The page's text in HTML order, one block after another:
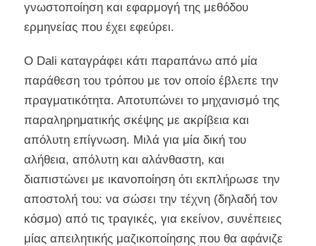
γνωστοποίηση και εφαρμογή της μεθόδου
ερμηνείας που έχει εφεύρει.
Ο Dali καταγράφει κάτι παραπάνω από μία
παράθεση του τρόπου με τον οποίο έβλεπε την
πραγματικότητα. Αποτυπώνει το μηχανισμό της
παραληρηματικής σκέψης με ακρίβεια και
απόλυτη επίγνωση. Μιλά για μία δική του
αλήθεια, απόλυτη και αλάνθαστη, και
διαπιστώνει με ικανοποίηση ότι εκπλήρωσε την
αποστολή του: να σώσει την τέχνη (δηλαδή τον
κόσμο) από τις τραγικές, για εκείνον, συνέπειες
μίας απειλητικής μαζικοποίησης που θα αφάνιζε